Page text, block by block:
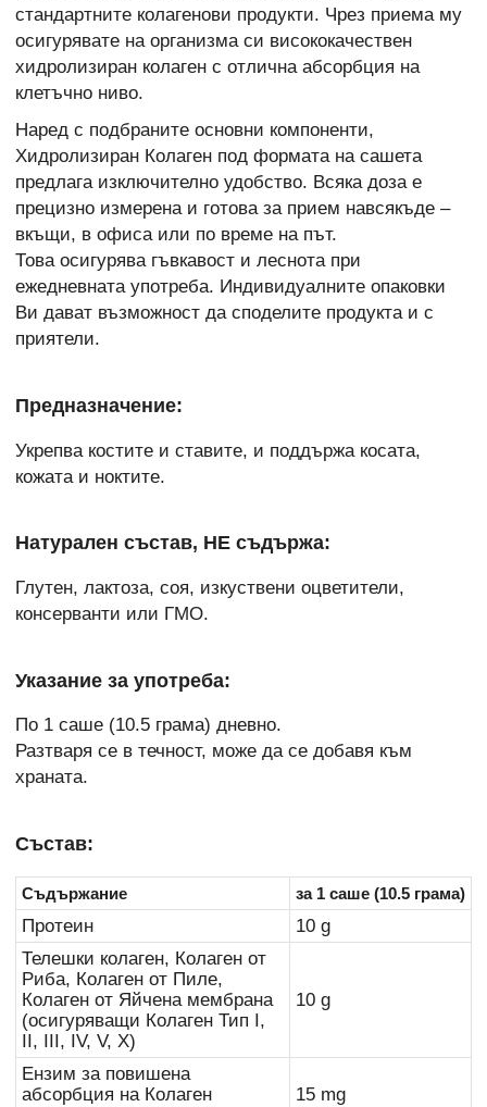
стандартните колагенови продукти. Чрез приема му
осигурявате на организма си висококачествен
хидролизиран колаген с отлична абсорбция на
клетъчно ниво.
Наред с подбраните основни компоненти,
Хидролизиран Колаген под формата на сашета
предлага изключително удобство. Всяка доза е
прецизно измерена и готова за прием навсякъде –
вкъщи, в офиса или по време на път.
Това осигурява гъвкавост и леснота при
ежедневната употреба. Индивидуалните опаковки
Ви дават възможност да споделите продукта и с
приятели.
Предназначение:
Укрепва костите и ставите, и поддържа косата,
кожата и ноктите.
Натурален състав, НЕ съдържа:
Глутен, лактоза, соя, изкуствени оцветители,
консерванти или ГМО.
Указание за употреба:
По 1 саше (10.5 грама) дневно.
Разтваря се в течност, може да се добавя към
храната.
Състав:
Съдържание за 1 саше (10.5 грама)
Протеин
10 g
Телешки колаген, Колаген от
Риба, Колаген от Пиле,
Колаген от Яйчена мембрана
(осигуряващи Колаген Тип I,
II, III, IV, V, X)
10 g
Ензим за повишена
абсорбция на Колаген
15 mg